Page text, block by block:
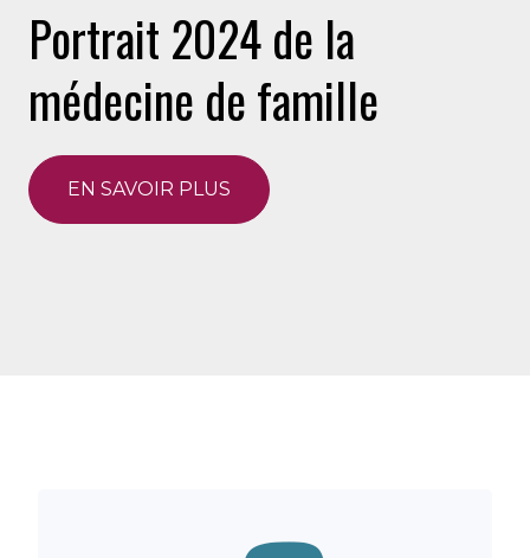
Portrait 2024 de la
médecine de famille
EN SAVOIR PLUS